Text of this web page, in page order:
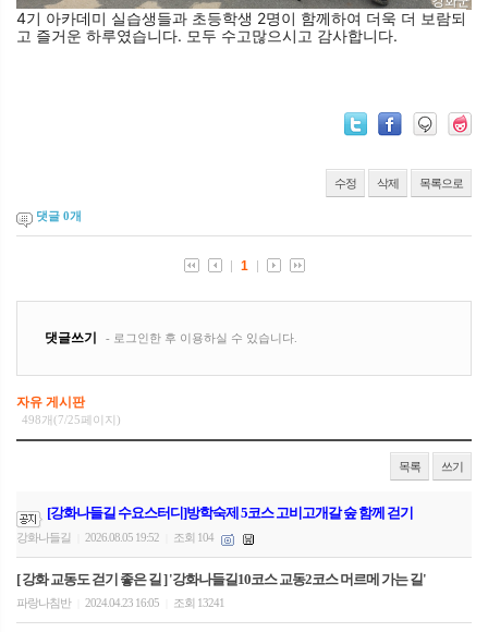
4기 아카데미 실습생들과 초등학생 2명이 함께하여 더욱 더 보람되
고 즐거운 하루였습니다. 모두 수고많으시고 감사합니다.
수정 삭제 목록으로
댓글 0개
자유 게시판
498개(7/25페이지)
목록 쓰기
[강화나들길 수요스터디]방학숙제 5코스 고비고개갈 숲 함께 걷기
강화나들길 2026.08.05 19:52 조회 104
[ 강화 교동도 걷기 좋은 길 ] '강화나들길10코스 교동2코스 머르메 가는 길'
파랑나침반 2024.04.23 16:05 조회 13241